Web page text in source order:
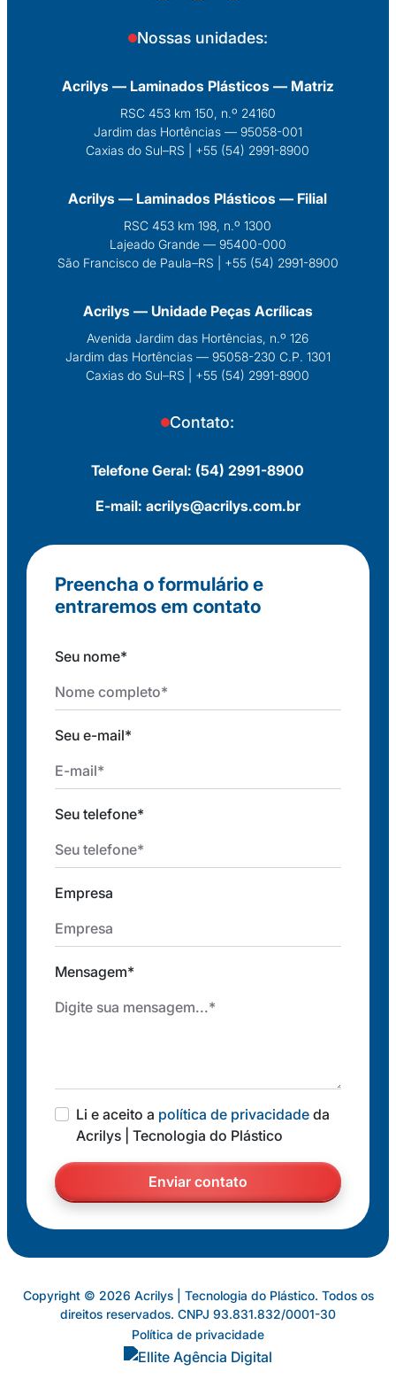
Nossas unidades:
Acrilys — Laminados Plásticos — Matriz
RSC 453 km 150, n.º 24160
Jardim das Hortências — 95058-001
Caxias do Sul–RS | +55 (54) 2991-8900
‍Acrilys — Laminados Plásticos — Filial
RSC 453 km 198, n.º 1300
Lajeado Grande — 95400-000
São Francisco de Paula–RS | +55 (54) 2991-8900
‍Acrilys — Unidade Peças Acrílicas
Avenida Jardim das Hortências, n.º 126
Jardim das Hortências — 95058-230 C.P. 1301
Caxias do Sul–RS | +55 (54) 2991-8900
Contato:
Telefone Geral: (54) 2991-8900
E-mail: acrilys@acrilys.com.br
Preencha o formulário e
entraremos em contato
Seu nome*
Seu e-mail*
Seu telefone*
Empresa
Mensagem*
Li e aceito a política de privacidade da
Acrilys | Tecnologia do Plástico
Enviar contato
Copyright © 2026 Acrilys | Tecnologia do Plástico. Todos os
direitos reservados. CNPJ 93.831.832/0001-30
Política de privacidade